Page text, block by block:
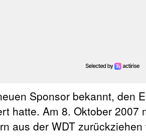
Sponsor bekannt, den
hatte. Am 8. Oktober 2007
aus der WDT